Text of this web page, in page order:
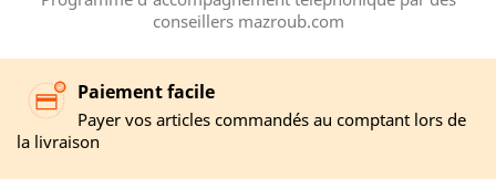
conseillers mazroub.com
Paiement facile
Payer vos articles commandés au comptant lors de
la livraison